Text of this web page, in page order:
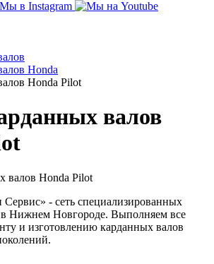
Honda
Honda Pilot
валов
- сеть специализированных
в Нижнем Новгороде. Выполняем все
и изготовлению карданных валов